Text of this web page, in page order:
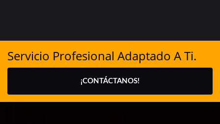
Servicio Profesional Adaptado A Ti.
¡CONTÁCTANOS!